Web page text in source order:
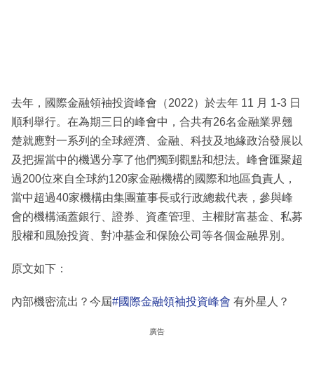
去年，國際金融領袖投資峰會（2022）於去年 11 月 1-3 日
順利舉行。在為期三日的峰會中，合共有26名金融業界翹
楚就應對一系列的全球經濟、金融、科技及地緣政治發展以
及把握當中的機遇分享了他們獨到觀點和想法。峰會匯聚超
過200位來自全球約120家金融機構的國際和地區負責人，
當中超過40家機構由集團董事長或行政總裁代表，參與峰
會的機構涵蓋銀行、證券、資產管理、主權財富基金、私募
股權和風險投資、對冲基金和保險公司等各個金融界別。
原文如下：
內部機密流出？今屆#國際金融領袖投資峰會 有外星人？
廣告